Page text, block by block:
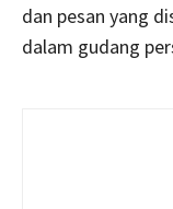
dan pesan yang
dalam gudang